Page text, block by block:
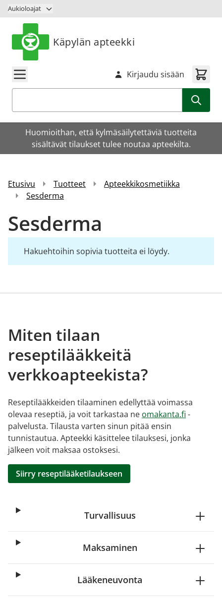
Siirry sisältöön
Aukioloajat
Käpylän apteekki
Kirjaudu sisään
Huomioithan, että kylmäsäilytettäviä tuotteita
sisältävät tilaukset tulee noutaa apteekilta.
Etusivu Tuotteet
Apteekkikosmetiikka
Sesderma
Sesderma
Hakuehtoihin sopivia tuotteita ei löydy.
Miten tilaan
reseptilääkkeitä
verkkoapteekista?
Reseptilääkkeiden tilaaminen edellyttää voimassa
olevaa reseptiä, ja voit tarkastaa ne omakanta.fi -
palvelusta. Tilausta varten sinun pitää ensin
tunnistautua. Apteekki käsittelee tilauksesi, jonka
jälkeen voit maksaa ostoksesi.
Siirry reseptilääketilaukseen
Turvallisuus
Maksaminen
Lääkeneuvonta